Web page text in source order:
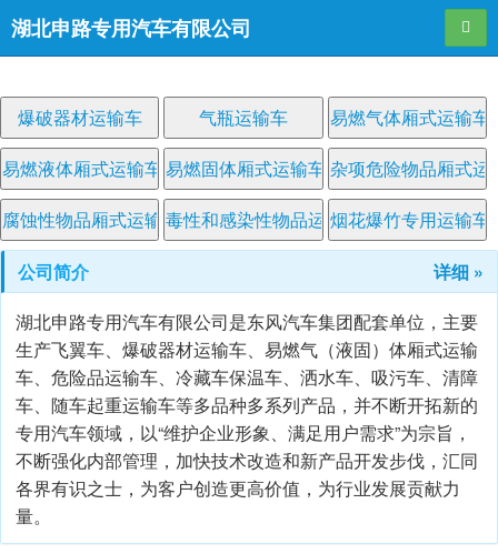
湖北申路专用汽车有限公司 导航
爆破器材运输车 气瓶运输车
易燃气体厢式运输车
易燃液体厢式运输车 易燃固体厢式运输车 杂项危险物品厢式运
腐蚀性物品厢式运输车毒性和感染性物品运输车烟花爆竹专用运输车
公司简介
详细 »
湖北申路专用汽车有限公司是东风汽车集团配套单位，主要
生产飞翼车、爆破器材运输车、易燃气（液固）体厢式运输
车、危险品运输车、冷藏车保温车、洒水车、吸污车、清障
车、随车起重运输车等多品种多系列产品，并不断开拓新的
专用汽车领域，以“维护企业形象、满足用户需求”为宗旨，
不断强化内部管理，加快技术改造和新产品开发步伐，汇同
各界有识之士，为客户创造更高价值，为行业发展贡献力
量。